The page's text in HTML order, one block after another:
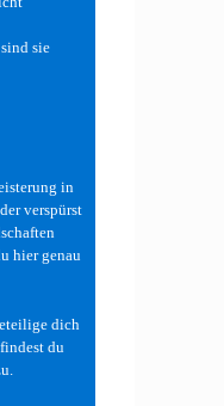
sie
in
verspürst
hier genau
dich
du